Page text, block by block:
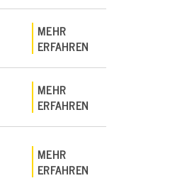
MEHR
ERFAHREN
MEHR
ERFAHREN
MEHR
ERFAHREN